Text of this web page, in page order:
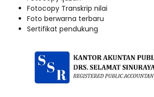
Fotocopy Transkrip nilai
Foto berwarna terbaru
Sertifikat pendukung